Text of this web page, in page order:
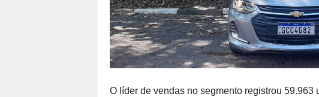
O líder de vendas no segmento registrou